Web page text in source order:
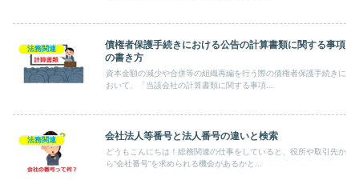
法務関連
債権者保護手続きにおける公告の計算書類に関する事項
の書き方
資本金額の減少や合併等の組織再編を行う際の債権者保護手続きに
おいて、「当該会社の計算書類に関する事項...
法務関連 会社法人等番号と法人番号の違いと検索
どうもこんにちは！総務関連の仕事をしていると、役所や取引先か
ら“会社番号”を求められる機会があるかと...